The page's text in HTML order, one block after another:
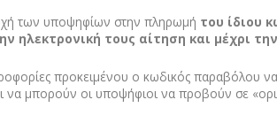
των υποψηφίων στην πληρωμή του ίδιου
ηλεκτρονική τους αίτηση και μέχρι
προκειμένου ο κωδικός παραβόλου να
μπορούν οι υποψήφιοι να προβούν σε